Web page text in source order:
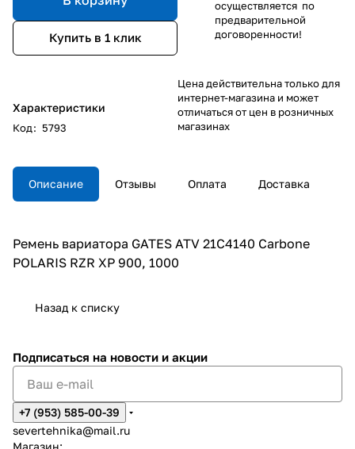
Купить в 1 клик
Характеристики
Код: 5793
осуществляется по
предварительной
договоренности!
Цена действительна только для
интернет-магазина и может
отличаться от цен в розничных
магазинах
Описание Отзывы Оплата Доставка
Ремень вариатора GATES ATV 21C4140 Carbone
POLARIS RZR XP 900, 1000
Назад к списку
Подписаться на новости и акции
+7 (953) 585-00-39
severtehnika@mail.ru
Магазин: